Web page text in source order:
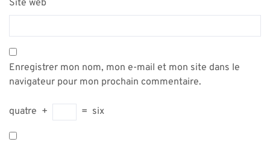
Site web
Enregistrer mon nom, mon e-mail et mon site dans le
navigateur pour mon prochain commentaire.
quatre + = six